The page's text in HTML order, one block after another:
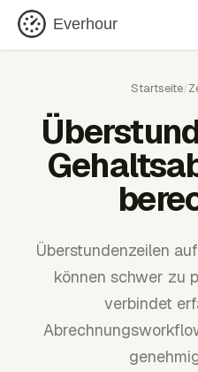
Everhour
Startseite/
Überstundenzeilen
können schwer zu
verbindet